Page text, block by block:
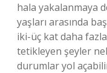
hala yakalanmaya
yaşları arasında
iki-üç kat daha
tetikleyen şeyler
durumlar yol